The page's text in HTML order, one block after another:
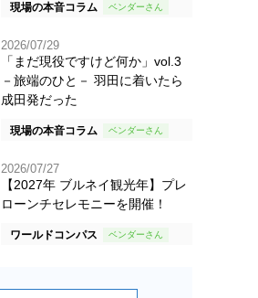
現場の本音コラム
2026/07/29
「まだ現役ですけど何か」vol.3
－旅端のひと－ 羽田に着いたら
成田発だった
現場の本音コラム
2026/07/27
【2027年 ブルネイ観光年】プレ
ローンチセレモニーを開催！
ワールドコンパス